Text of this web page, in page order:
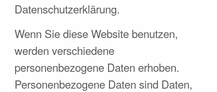
Datenschutzerklärung.
Wenn Sie diese Website benutzen,
werden verschiedene
personenbezogene Daten erhoben.
Personenbezogene Daten sind Daten,